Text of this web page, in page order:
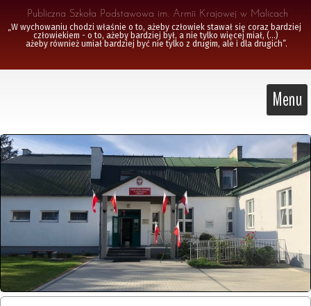
Publiczna Szkoła Podstawowa im. Armii Krajowej w Malicach
„W wychowaniu chodzi właśnie o to, ażeby człowiek stawał się coraz bardziej
człowiekiem - o to, ażeby bardziej był, a nie tylko więcej miał, (...)
ażeby również umiał bardziej być nie tylko z drugim, ale i dla drugich”.
Menu